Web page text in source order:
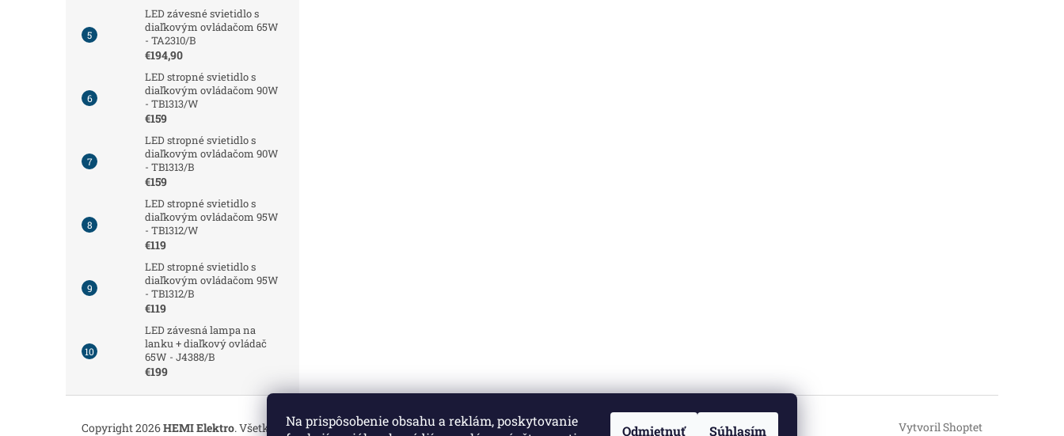
Na prispôsobenie obsahu a reklám, poskytovanie
Odmietnuť Súhlasím
LED závesné svietidlo s
diaľkovým ovládačom 65W
- TA2310/B
€194,90
LED stropné svietidlo s
diaľkovým ovládačom 90W
- TB1313/W
€159
LED stropné svietidlo s
diaľkovým ovládačom 90W
- TB1313/B
€159
LED stropné svietidlo s
diaľkovým ovládačom 95W
- TB1312/W
€119
LED stropné svietidlo s
diaľkovým ovládačom 95W
- TB1312/B
€119
LED závesná lampa na
lanku + diaľkový ovládač
65W - J4388/B
€199
Vytvoril Shoptet
Copyright 2026HEMI Elektro. Všetky práva vyhradené.Upraviť nastavenie cookies